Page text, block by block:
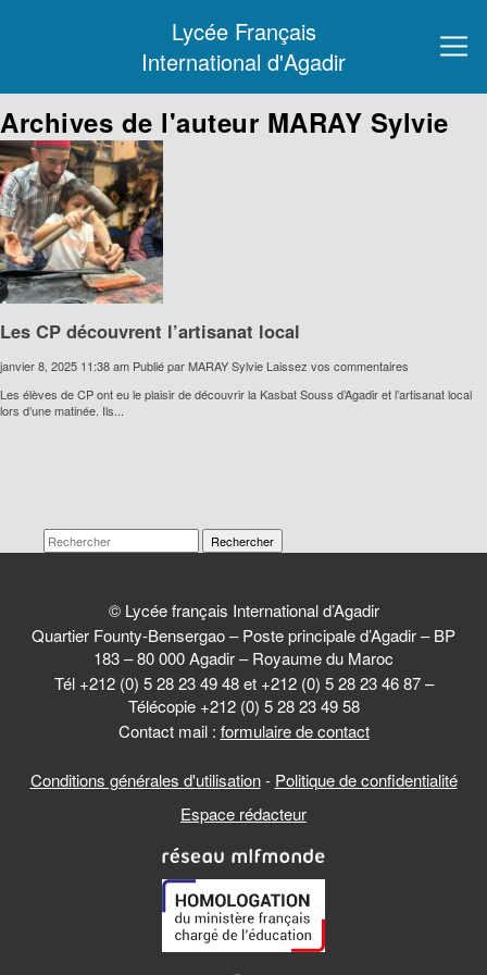
Lycée Français
International d'Agadir
Archives de l'auteur MARAY Sylvie
Les CP découvrent l’artisanat local
janvier 8, 2025 11:38 am Publié parMARAY Sylvie Laissez vos commentaires
Les élèves de CP ont eu le plaisir de découvrir la Kasbat Souss d’Agadir et l’artisanat local
lors d’une matinée. Ils...
Rechercher
© Lycée français International d’Agadir
Quartier Founty-Bensergao – Poste principale d’Agadir – BP
183 – 80 000 Agadir – Royaume du Maroc
Tél +212 (0) 5 28 23 49 48 et +212 (0) 5 28 23 46 87 –
Télécopie +212 (0) 5 28 23 49 58
Contact mail : formulaire de contact
Conditions générales d'utilisation- Politique de confidentialité
Espace rédacteur